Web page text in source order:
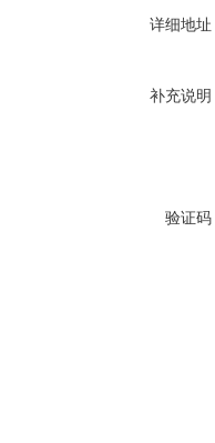
详细地址
补充说明
验证码